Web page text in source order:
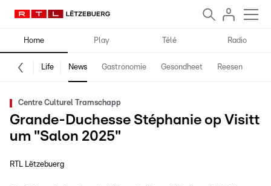
Home Play Télé Radio
Life News Gastronomie Gesondheet Reesen
Centre Culturel Tramschapp
Grande-Duchesse Stéphanie op Visitt
um "Salon 2025"
RTL Lëtzebuerg